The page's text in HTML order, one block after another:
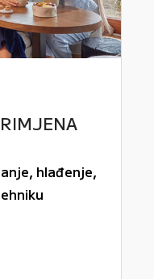
hlađenje,